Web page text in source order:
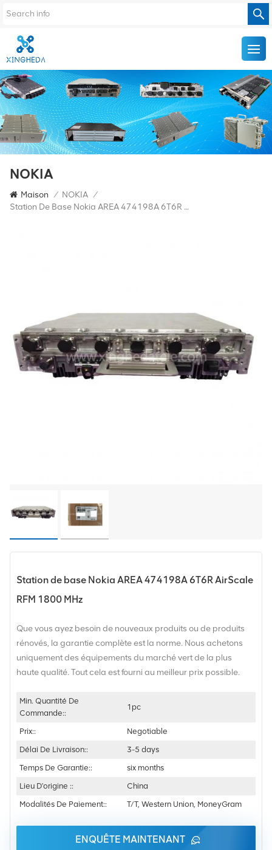
NOKIA
Maison / NOKIA /
Station De Base Nokia AREA 474198A 6T6R AirScale RFM 1800 MHz
Station de base Nokia AREA 474198A 6T6R AirScale
RFM 1800 MHz
Que vous ayez besoin de nouveaux produits ou de produits
rénovés, la garantie complète est la norme. Nous achetons
uniquement des équipements du marché vert de la plus
haute qualité. Tout cela est fourni au meilleur prix possible.
Min. Quantité De
Commande::
1pc
Prix::
Negotiable
Délai De Livraison::
3-5 days
Temps De Garantie::
six months
Lieu D'origine ::
China
Modalités De Paiement::
T/T, Western Union, MoneyGram
ENQUÊTE MAINTENANT